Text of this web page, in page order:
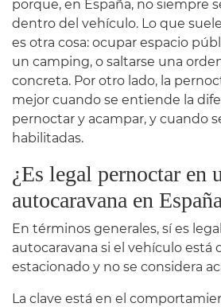
porque, en España, no siempre
dentro del vehículo. Lo que
es otra cosa: ocupar espacio
un camping, o saltarse una
concreta. Por otro lado, la
mejor cuando se entiende la
pernoctar y acampar, y cuando
habilitadas.
¿Es legal pernoctar en
autocaravana en
En términos generales, sí es
autocaravana si el vehículo está
estacionado y no se considera
La clave está en el